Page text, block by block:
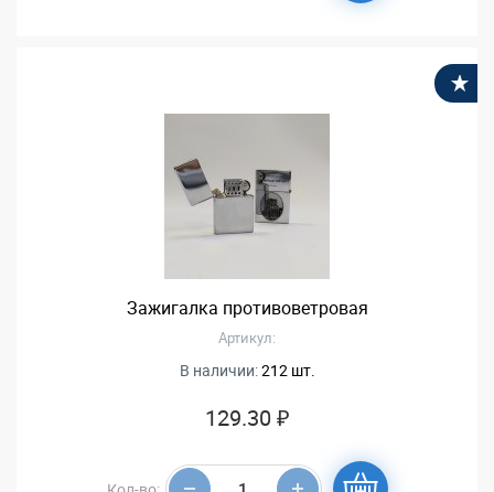
Зажигалка противоветровая
Артикул:
В наличии:212 шт.
129.30 ₽